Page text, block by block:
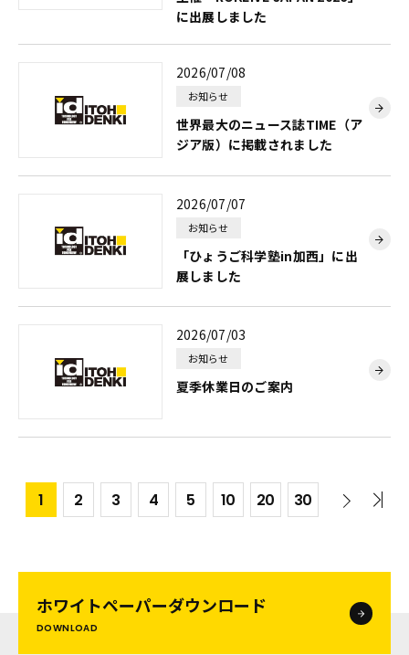
に出展しました
2026/07/08
お知らせ
世界最大のニュース誌TIME（ア
ジア版）に掲載されました
2026/07/07
お知らせ
「ひょうご科学塾in加西」に出
展しました
2026/07/03
お知らせ
夏季休業日のご案内
1 2 3 4 5 10 20 30
ホワイトペーパーダウンロード
DOWNLOAD